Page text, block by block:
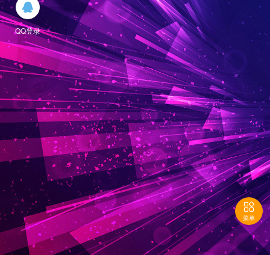

QQ登录

菜单